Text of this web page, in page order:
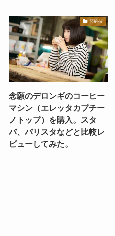
節約技
念願のデロンギのコーヒー
マシン（エレッタカプチー
ノトップ）を購入。スタ
バ、バリスタなどと比較レ
ビューしてみた。